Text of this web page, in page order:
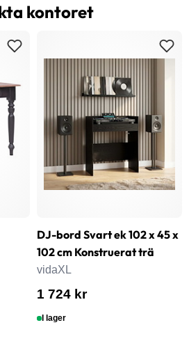
kontoret
DJ-bord Svart ek 102 x 45 x
102 cm Konstruerat trä
vidaXL
1 724 kr
I lager